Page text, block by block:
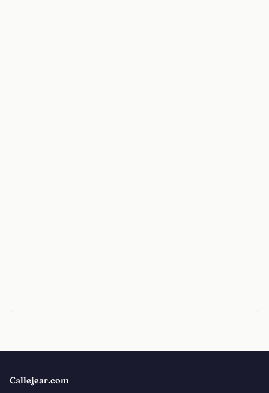
Callejear.com